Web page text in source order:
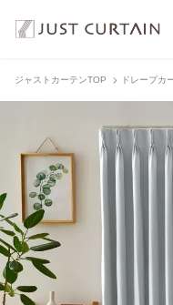
ジャストカーテンTOP ドレープカ